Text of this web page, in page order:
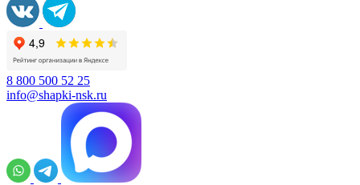
8 800 500 52 25
info@shapki-nsk.ru